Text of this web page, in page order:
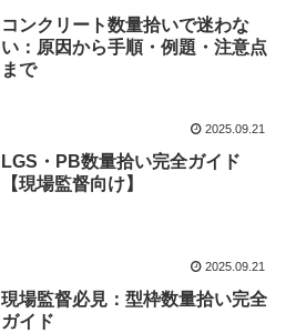
コンクリート数量拾いで迷わな
い：原因から手順・例題・注意点
まで
2025.09.21
LGS・PB数量拾い完全ガイド
【現場監督向け】
2025.09.21
現場監督必見：型枠数量拾い完全
ガイド